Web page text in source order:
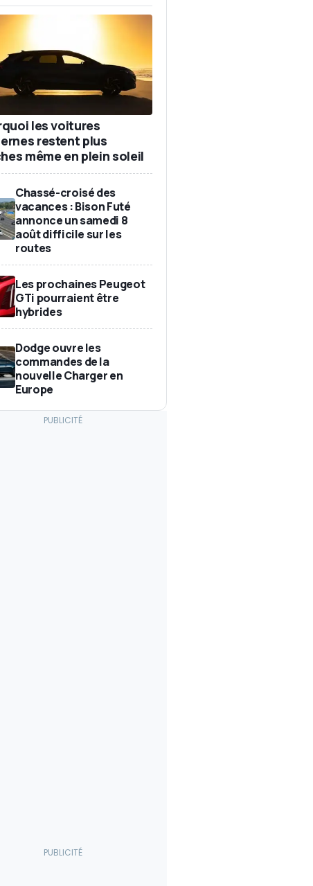
les voitures
restent plus
même en plein soleil
Chassé-croisé des
vacances : Bison Futé
annonce un samedi 8
août difficile sur les
routes
Les prochaines Peugeot
GTi pourraient être
hybrides
Dodge ouvre les
commandes de la
nouvelle Charger en
Europe